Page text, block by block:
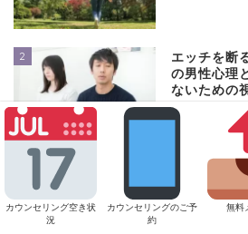
2
エッチを断
の男性心理
ないための
職場で避け
感じたとき
カウンセリング空き状
況
カウンセリングのご予
約
無料